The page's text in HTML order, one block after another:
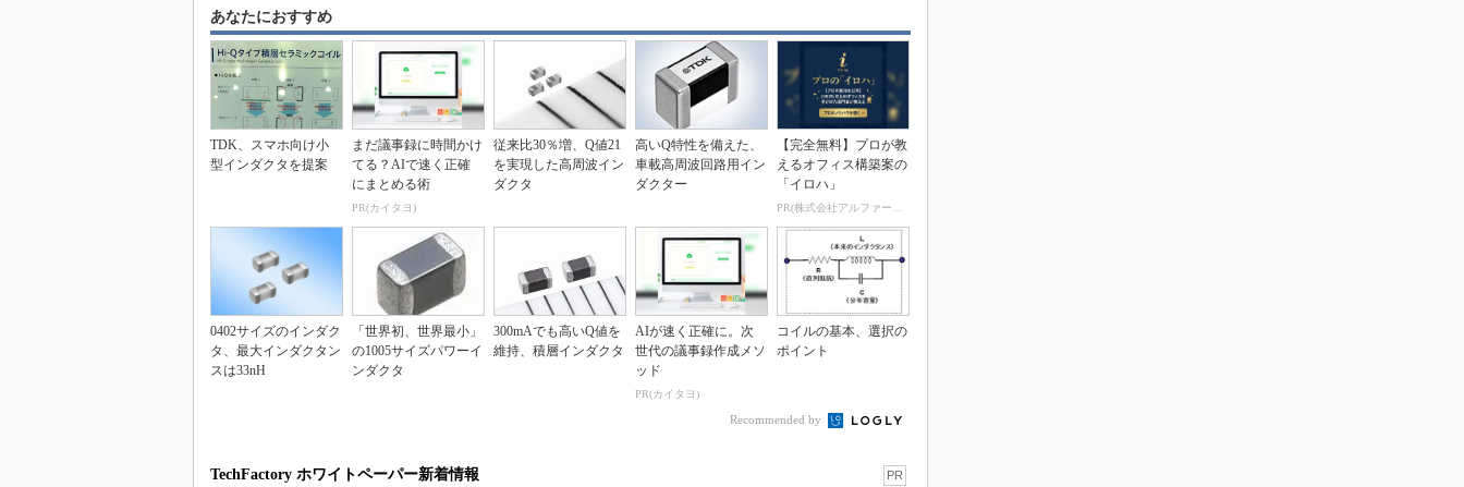
あなたにおすすめ
TDK、スマホ向け小
型インダクタを提案
まだ議事録に時間かけ
てる？AIで速く正確
にまとめる術
PR(カイタヨ)
従来比30％増、Q値21
を実現した高周波イン
ダクタ
高いQ特性を備えた、
車載高周波回路用イン
ダクター
【完全無料】プロが教
えるオフィス構築案の
「イロハ」
PR(株式会社アルファーテクノ)
0402サイズのインダク
タ、最大インダクタン
スは33nH
「世界初、世界最小」
の1005サイズパワーイ
ンダクタ
300mAでも高いQ値を
維持、積層インダクタ
AIが速く正確に。次
世代の議事録作成メソ
ッド
PR(カイタヨ)
コイルの基本、選択の
ポイント
Recommended by
TechFactory ホワイトペーパー新着情報 PR